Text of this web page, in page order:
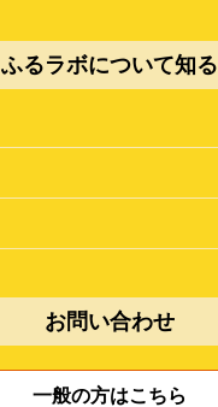
ふるラボについて知る
お問い合わせ
一般の方はこちら